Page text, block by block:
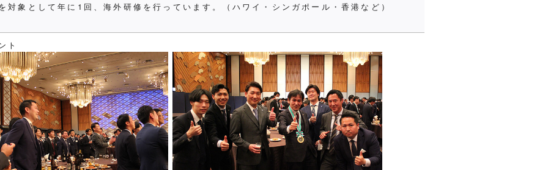
対象として年に1回、海外研修を行っています。（ハワイ・シンガポール・香港など）
ト